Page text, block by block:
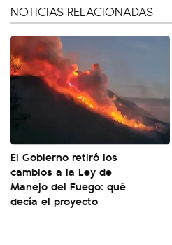
NOTICIAS RELACIONADAS
El Gobierno retiró los
cambios a la Ley de
Manejo del Fuego: qué
decía el proyecto